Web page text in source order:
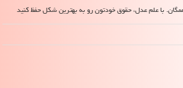
با علم عدل، حقوق خودتون رو به بهترین شکل حفظ کنید